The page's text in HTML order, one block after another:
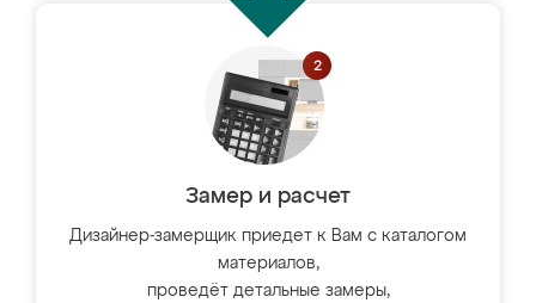
Замер и расчет
Дизайнер-замерщик приедет к Вам с каталогом
материалов,
проведёт детальные замеры,